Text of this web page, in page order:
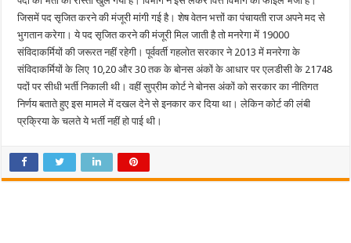
बाबू
जिसमें पद सृजित करने की मंजूरी मांगी गई है। शेष वेतन भत्तों का पंचायती राज अपने मद से
भुगतान करेगा। ये पद सृजित करने की मंजूरी मिल जाती है तो मनरेगा में 19000
संविदाकर्मियों की जरूरत नहीं रहेगी। पूर्ववर्ती गहलोत सरकार ने 2013 में मनरेगा के
संविदाकर्मियों के लिए 10,20 और 30 तक के बोनस अंकों के आधार पर एलडीसी के 21748
पदों पर सीधी भर्ती निकाली थी। वहीं सुप्रीम कोर्ट ने बोनस अंकों को सरकार का नीतिगत
निर्णय बताते हुए इस मामले में दखल देने से इनकार कर दिया था। लेकिन कोर्ट की लंबी
प्रक्रिया के चलते ये भर्ती नहीं हो पाई थी।